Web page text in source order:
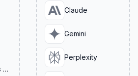
LinkedIn Sales Navigator
Claude
Gemini
Perplexity